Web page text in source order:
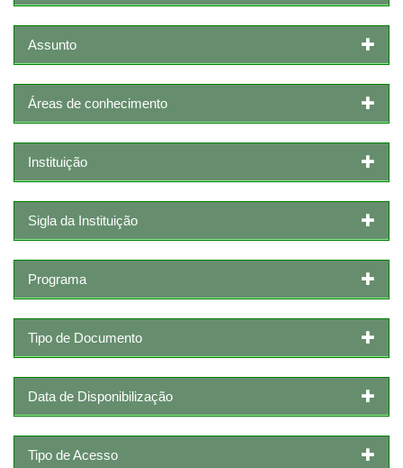
Assunto
Áreas de conhecimento
Instituição
Sigla da Instituição
Programa
Tipo de Documento
Data de Disponibilização
Tipo de Acesso